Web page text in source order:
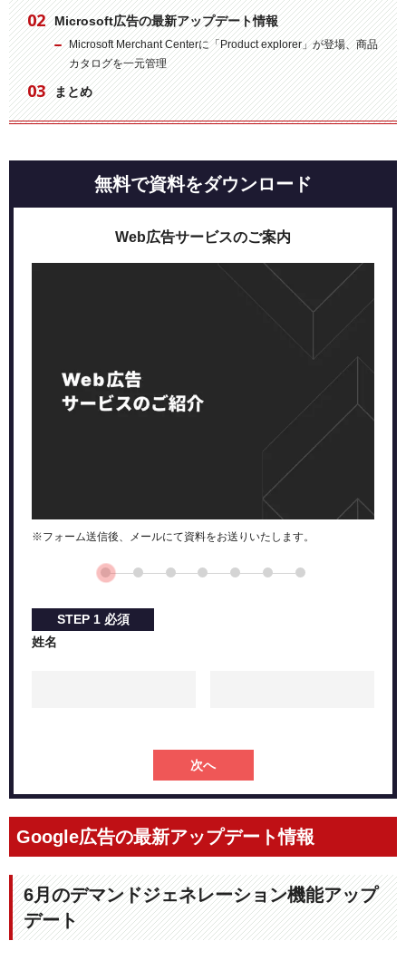
Microsoft広告の最新アップデート情報
Microsoft Merchant Centerに「Product explorer」が登場、商品
カタログを一元管理
まとめ
無料で資料をダウンロード
※フォーム送信後、メールにて資料をお送りいたします。
Web広告サービスのご案内
STEP 1 必須
姓名
次へ
Google広告の最新アップデート情報
6月のデマンドジェネレーション機能アップ
デート